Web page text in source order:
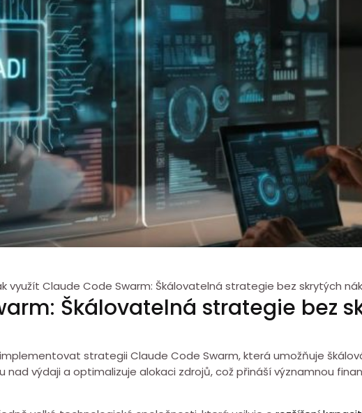
využít Claude Code Swarm: Škálovatelná strategie bez skrytých
Škálovatelná strategie bez
strategii Claude Code Swarm, která ⁢umožňuje⁢
výdaji a optimalizuje alokaci zdrojů, což přináší významnou⁢